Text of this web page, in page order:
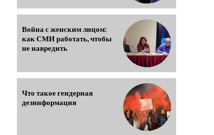
Война с женским лицом:
как СМИ работать, чтобы
не навредить
Что такое гендерная
дезинформация